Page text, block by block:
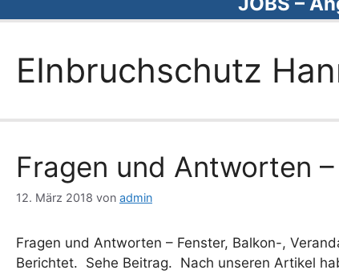
EInbruchschutz
Fragen und Antworten
12. März 2018 von admin
Fragen und Antworten – Fenster, Balkon-,
Berichtet. Sehe Beitrag. Nach unseren Artikel